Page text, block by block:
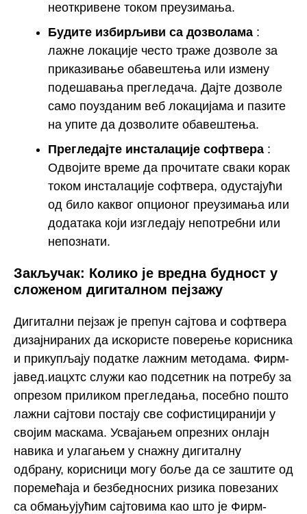
неоткривене током преузимања.
Будите избирљиви са дозволама :
лажне локације често траже дозволе за
приказивање обавештења или измену
подешавања прегледача. Дајте дозволе
само поузданим веб локацијама и пазите
на упите да дозволите обавештења.
Прегледајте инсталације софтвера :
Одвојите време да прочитате сваки корак
током инсталације софтвера, одустајући
од било каквог опционог преузимања или
додатака који изгледају непотребни или
непознати.
Закључак: Колико је вредна будност у
сложеном дигиталном пејзажу
Дигитални пејзаж је препун сајтова и софтвера
дизајнираних да искористе поверење корисника
и прикупљају податке лажним методама. Фирм-
јавед.иацхтс служи као подсетник на потребу за
опрезом приликом прегледања, посебно пошто
лажни сајтови постају све софистициранији у
својим маскама. Усвајањем опрезних онлајн
навика и улагањем у снажну дигиталну
одбрану, корисници могу боље да се заштите од
поремећаја и безбедносних ризика повезаних
са обмањујућим сајтовима као што је Фирм-